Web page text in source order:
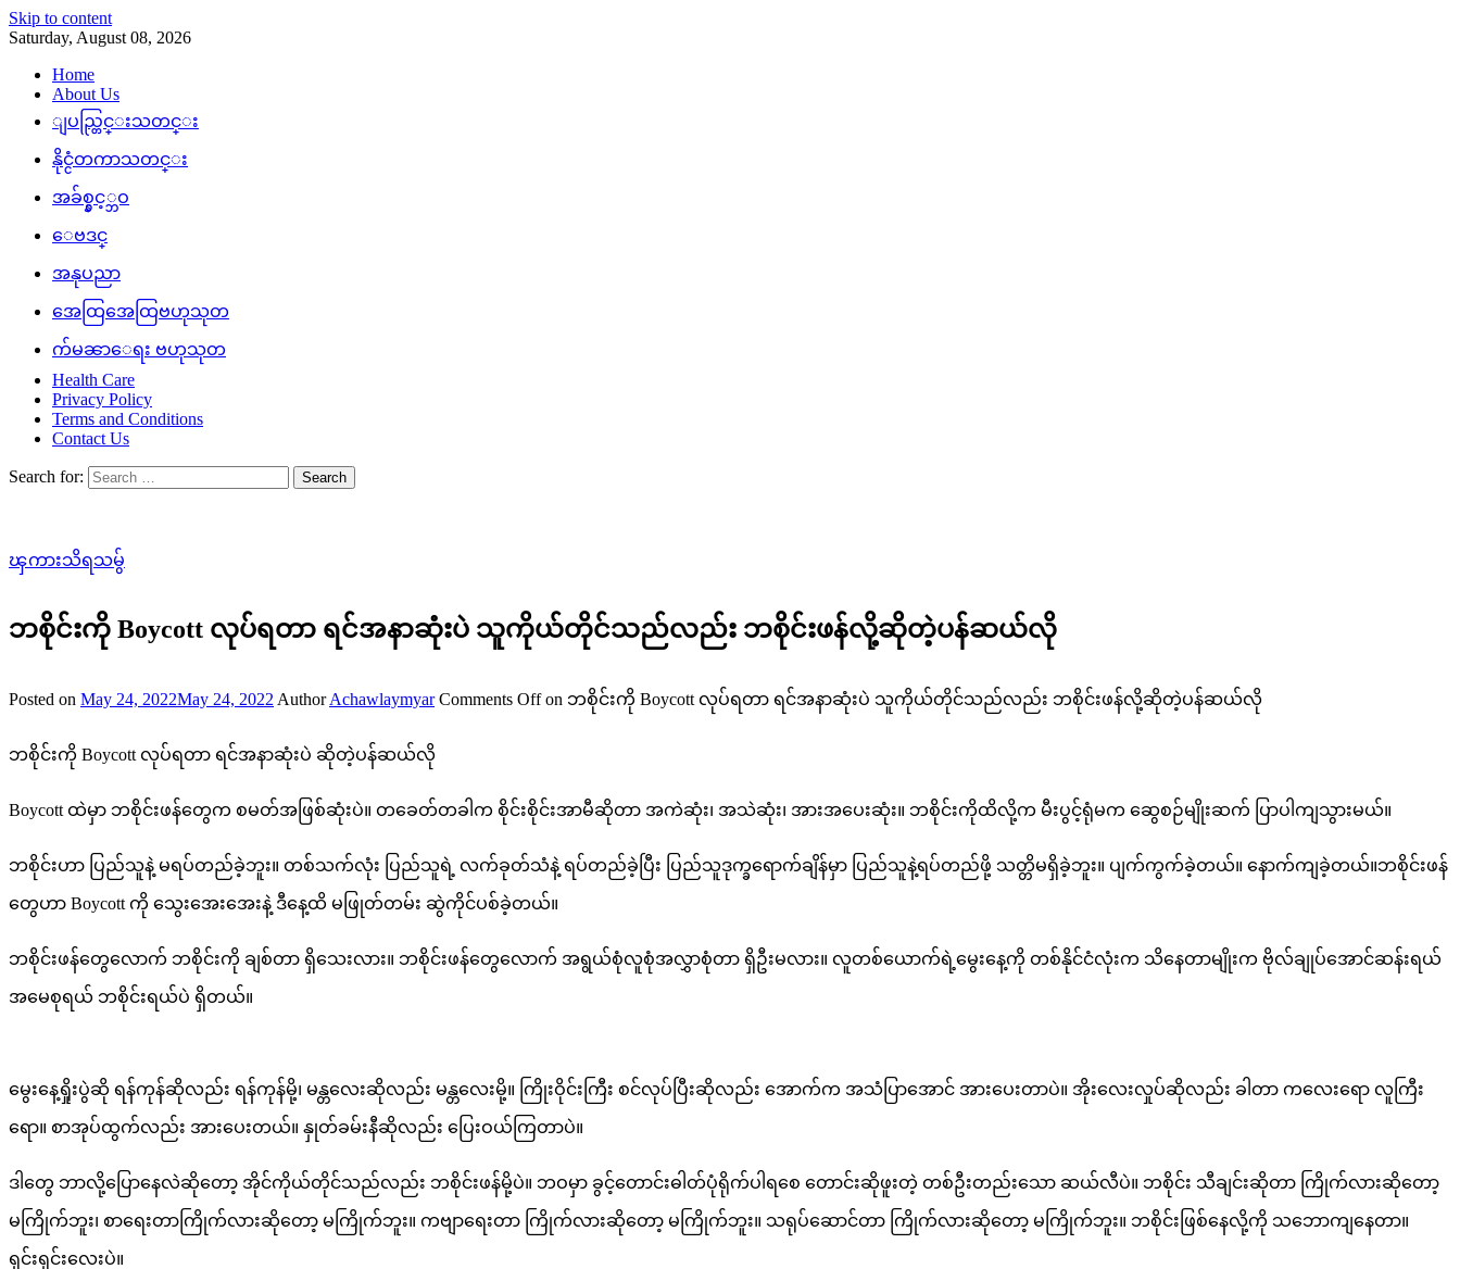
Skip to content
Saturday, August 08, 2026
Home
About Us
ျပည္တြင္းသတင္း
နိုင္ငံတကာသတင္း
အခ်စ္နွင့္ဘဝ
ေဗဒင္
အနုပညာ
အေထြအေထြဗဟုသုတ
က်မၼာေရး ဗဟုသုတ
Health Care
Privacy Policy
Terms and Conditions
Contact Us
Search for:
ၾကားသိရသမွ်
ဘစိုင်းကို Boycott လုပ်ရတာ ရင်အနာဆုံးပဲ သူကိုယ်တိုင်သည်လည်း ဘစိုင်းဖန်လို့ဆိုတဲ့ပန်ဆယ်လို
Posted on May 24, 2022May 24, 2022 Author Achawlaymyar Comments Offon ဘစိုင်းကို Boycott လုပ်ရတာ ရင်အနာဆုံးပဲ သူကိုယ်တိုင်သည်လည်း ဘစိုင်းဖန်လို့ဆိုတဲ့ပန်ဆယ်လို
ဘစိုင်းကို Boycott လုပ်ရတာ ရင်အနာဆုံးပဲ ဆိုတဲ့ပန်ဆယ်လို
Boycott ထဲမှာ ဘစိုင်းဖန်တွေက စမတ်အဖြစ်ဆုံးပဲ။ တခေတ်တခါက စိုင်းစိုင်းအာမီဆိုတာ အကဲဆုံး၊ အသဲဆုံး၊ အားအပေးဆုံး။ ဘစိုင်းကိုထိလို့က မီးပွင့်ရုံမက ဆွေစဉ်မျိုးဆက် ပြာပါကျသွားမယ်။
ဘစိုင်းဟာ ပြည်သူနဲ့ မရပ်တည်ခဲ့ဘူး။ တစ်သက်လုံး ပြည်သူရဲ့ လက်ခုတ်သံနဲ့ ရပ်တည်ခဲ့ပြီး ပြည်သူဒုက္ခရောက်ချိန်မှာ ပြည်သူနဲ့ရပ်တည်ဖို့ သတ္တိမရှိခဲ့ဘူး။ ပျက်ကွက်ခဲ့တယ်။ နောက်ကျခဲ့တယ်။ဘစိုင်းဖန်
တွေဟာ Boycott ကို သွေးအေးအေးနဲ့ ဒီနေ့ထိ မဖြုတ်တမ်း ဆွဲကိုင်ပစ်ခဲ့တယ်။
ဘစိုင်းဖန်တွေလောက် ဘစိုင်းကို ချစ်တာ ရှိသေးလား။ ဘစိုင်းဖန်တွေလောက် အရွယ်စုံလူစုံအလွှာစုံတာ ရှိဦးမလား။ လူတစ်ယောက်ရဲ့မွေးနေ့ကို တစ်နိုင်ငံလုံးက သိနေတာမျိုးက ဗိုလ်ချုပ်အောင်ဆန်းရယ်
အမေစုရယ် ဘစိုင်းရယ်ပဲ ရှိတယ်။
မွေးနေ့ရှိုးပွဲဆို ရန်ကုန်ဆိုလည်း ရန်ကုန်မို့၊ မန္တလေးဆိုလည်း မန္တလေးမို့။ ကြိုးဝိုင်းကြီး စင်လုပ်ပြီးဆိုလည်း အောက်က အသံပြာအောင် အားပေးတာပဲ။ အိုးလေးလှုပ်ဆိုလည်း ခါတာ ကလေးရော လူကြီး
ရော။ စာအုပ်ထွက်လည်း အားပေးတယ်။ နှုတ်ခမ်းနီဆိုလည်း ပြေးဝယ်ကြတာပဲ။
ဒါတွေ ဘာလို့ပြောနေလဲဆိုတော့ အိုင်ကိုယ်တိုင်သည်လည်း ဘစိုင်းဖန်မို့ပဲ။ ဘဝမှာ ခွင့်တောင်းဓါတ်ပုံရိုက်ပါရစေ တောင်းဆိုဖူးတဲ့ တစ်ဦးတည်းသော ဆယ်လီပဲ။ ဘစိုင်း သီချင်းဆိုတာ ကြိုက်လားဆိုတော့
မကြိုက်ဘူး၊ စာရေးတာကြိုက်လားဆိုတော့ မကြိုက်ဘူး။ ကဗျာရေးတာ ကြိုက်လားဆိုတော့ မကြိုက်ဘူး။ သရုပ်ဆောင်တာ ကြိုက်လားဆိုတော့ မကြိုက်ဘူး။ ဘစိုင်းဖြစ်နေလို့ကို သဘောကျနေတာ။
ရှင်းရှင်းလေးပဲ။